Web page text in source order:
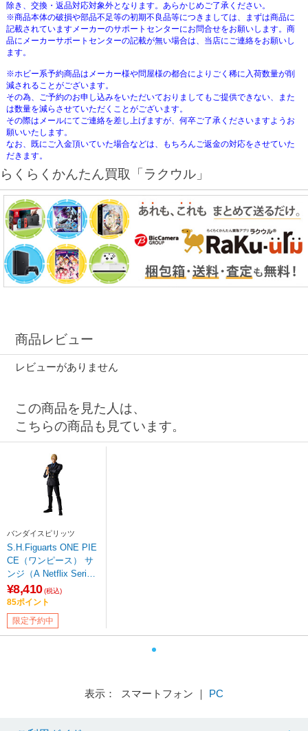
除き、交換・返品対応対象外となります。あらかじめご了承ください。
※商品本体の破損や部品不足等の初期不良品等につきましては、まずは商品に
記載されていますメーカーのサポートセンターにお問合せをお願いします。商
品にメーカーサポートセンターの記載が無い場合は、当店にご連絡をお願いし
ます。
※ホビー系予約商品はメーカー様や問屋様の都合によりごく稀に入荷数量が削
減されることがございます。
その為、ご予約のお申し込みをいただいておりましてもご提供できない、また
は数量を減らさせていただくことがございます。
その際はメールにてご連絡を差し上げますが、何卒ご了承くださいますようお
願いいたします。
なお、既にご入金頂いていた場合などは、もちろんご返金の対応をさせていた
だきます。
らくらくかんたん買取「ラクウル」
商品レビュー
レビューがありません
この商品を見た人は、
こちらの商品も見ています。
バンダイスピリッツ
S.H.Figuarts ONE PIE
CE（ワンピース） サ
ンジ（A Netflix Serie
s：ONE PIECE）
¥8,410 (税込)
85ポイント
限定予約中
表示： スマートフォン ｜ PC